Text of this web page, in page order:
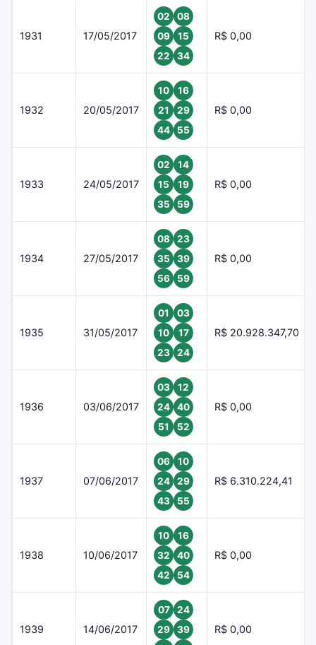
1931 17/05/2017
02
08
09
15
22
34
R$ 0,00
1932 20/05/2017
10
16
21
29
44
55
R$ 0,00
1933 24/05/2017
02
14
15
19
35
59
R$ 0,00
1934 27/05/2017
08
23
35
39
56
59
R$ 0,00
1935 31/05/2017
01
03
10
17
23
24
R$ 20.928.347,70
1936 03/06/2017
03
12
24
40
51
52
R$ 0,00
1937 07/06/2017
06
10
24
29
43
55
R$ 6.310.224,41
1938 10/06/2017
10
16
32
40
42
54
R$ 0,00
1939 14/06/2017
07
24
29
39
R$ 0,00